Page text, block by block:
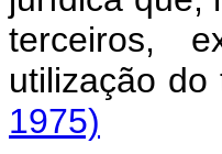
terceiros,
1975)